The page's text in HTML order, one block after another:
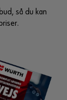
så du kan